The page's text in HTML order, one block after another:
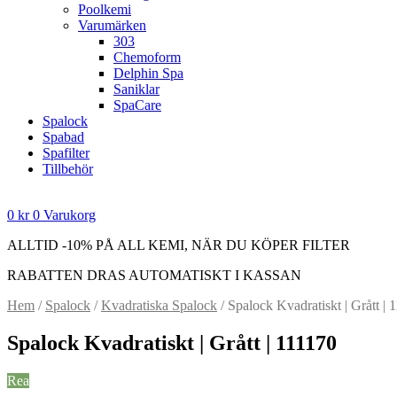
Poolkemi
Varumärken
303
Chemoform
Delphin Spa
Saniklar
SpaCare
Spalock
Spabad
Spafilter
Tillbehör
0 kr 0 Varukorg
ALLTID -10% PÅ ALL KEMI, NÄR DU KÖPER FILTER
RABATTEN DRAS AUTOMATISKT I KASSAN
Hem / Spalock /Kvadratiska Spalock / Spalock Kvadratiskt | Grått |
Spalock Kvadratiskt | Grått | 111170
Rea